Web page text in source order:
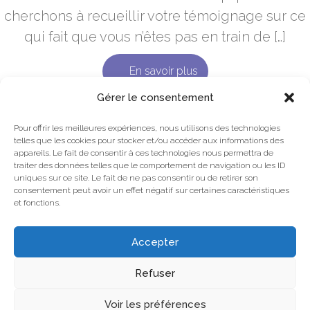
Gérer le consentement
Pour offrir les meilleures expériences, nous utilisons des technologies
telles que les cookies pour stocker et/ou accéder aux informations des
appareils. Le fait de consentir à ces technologies nous permettra de
traiter des données telles que le comportement de navigation ou les ID
uniques sur ce site. Le fait de ne pas consentir ou de retirer son
consentement peut avoir un effet négatif sur certaines caractéristiques
et fonctions.
Accepter
Refuser
Voir les préférences
cherchons à recueillir votre témoignage sur ce
qui fait que vous n’êtes pas en train de […]
En savoir plus
Mentions légales
Plan du site
Site réalisé parDépartement Marketing